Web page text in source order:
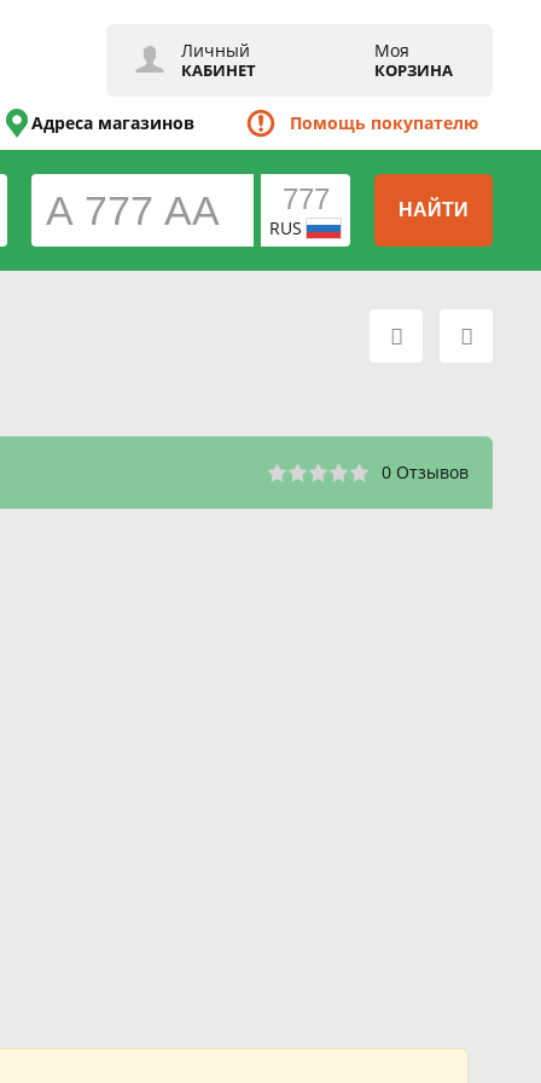
Личный
КАБИНЕТ
Моя
КОРЗИНА
Адреса магазинов Помощь покупателю
RUS
НАЙТИ
0 Отзывов